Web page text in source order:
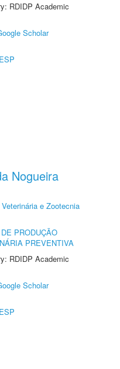
RDIDP Academic
Scholar
Nogueira
e Zootecnia
PRODUÇÃO
PREVENTIVA
RDIDP Academic
Scholar